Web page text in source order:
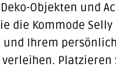
Objekten und
die Kommode
und Ihrem
verleihen. Platzieren